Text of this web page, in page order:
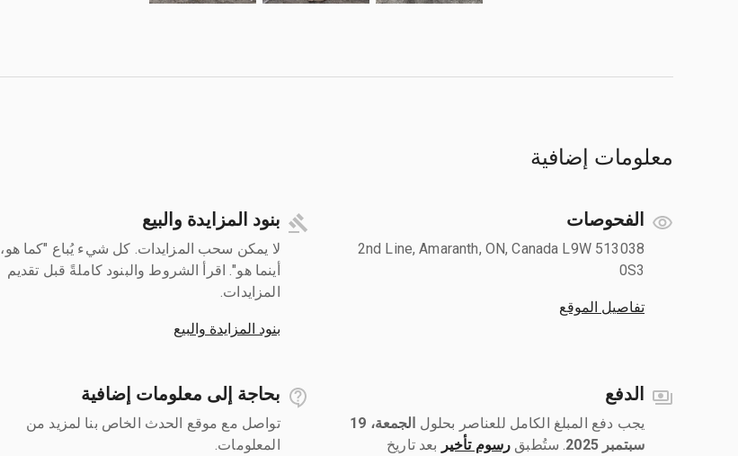
معلومات إضافية
الفحوصات
513038 2nd Line, Amaranth, ON, Canada L9W
0S3
تفاصيل الموقع
بنود المزايدة والبيع
لا يمكن سحب المزايدات. كل شيء يُباع "كما هو،
أينما هو". اقرأ الشروط والبنود كاملةً قبل تقديم
المزايدات.
بنود المزايدة والبيع
الدفع
يجب دفع المبلغ الكامل للعناصر بحلول ‎
الجمعة، 19
سبتمبر 2025
‎. ستُطبق رسوم تأخير بعد تاريخ
بحاجة إلى معلومات إضافية
تواصل مع موقع الحدث الخاص بنا لمزيد من
المعلومات.